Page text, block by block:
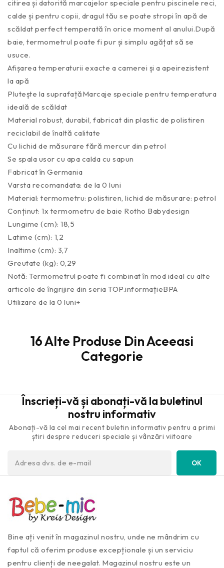
citirea și datorită marcajelor speciale pentru piscinele reci,
calde și pentru copii, dragul tău se poate stropi în apă de
scăldat perfect temperată în orice moment al anului.După
baie, termometrul poate fi pur și simplu agățat să se
usuce.
Afișarea temperaturii exacte a camerei și a apeirezistent
la apă
Plutește la suprafațăMarcaje speciale pentru temperatura
ideală de scăldat
Material robust, durabil, fabricat din plastic de polistiren
reciclabil de înaltă calitate
Cu lichid de măsurare fără mercur din petrol
Se spala usor cu apa calda cu sapun
Fabricat în Germania
Varsta recomandata: de la 0 luni
Material: termometru: polistiren, lichid de măsurare: petrol
Conținut: 1x termometru de baie Rotho Babydesign
Lungime (cm): 18,5
Latime (cm): 1,2
Inaltime (cm): 3,7
Greutate (kg): 0,29
Notă: Termometrul poate fi combinat în mod ideal cu alte
articole de îngrijire din seria TOP.informațieBPA
Utilizare de la 0 luni+
16 Alte Produse Din Aceeasi
Categorie
Înscrieți-vă și abonați-vă la buletinul
nostru informativ
Abonați-vă la cel mai recent buletin informativ pentru a primi
știri despre reduceri speciale și vânzări viitoare
Bine ați venit în magazinul nostru, unde ne mândrim cu
faptul că oferim produse excepționale și un serviciu
pentru clienți de neegalat. Magazinul nostru este un